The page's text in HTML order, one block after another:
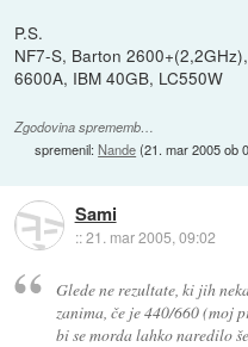
P.S.
NF7-S, Barton
6600A, IBM 40GB, LC550W
Zgodovina sprememb…
spremenil:Nande(21. mar 2005 ob
Sami
::21. mar 2005, 09:02
Glede ne rezultate, ki jih
zanima, če je 440/660 (moj
bi se morda lahko naredilo